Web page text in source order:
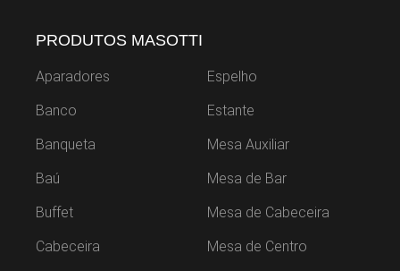
PRODUTOS MASOTTI
Aparadores
Banco
Banqueta
Baú
Buffet
Cabeceira
Espelho
Estante
Mesa Auxiliar
Mesa de Bar
Mesa de Cabeceira
Mesa de Centro